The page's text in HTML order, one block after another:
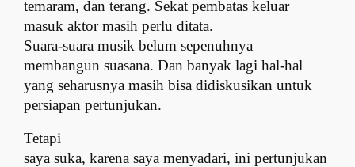
temaram, dan terang. Sekat pembatas keluar
masuk aktor masih perlu ditata.
Suara-suara musik belum sepenuhnya
membangun suasana. Dan banyak lagi hal-hal
yang seharusnya masih bisa didiskusikan untuk
persiapan pertunjukan.
Tetapi
saya suka, karena saya menyadari, ini pertunjukan